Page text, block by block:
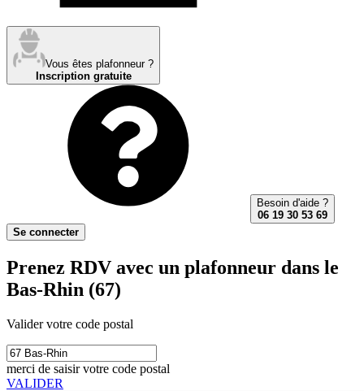
Vous êtes plafonneur ?
Inscription gratuite
Besoin d'aide ?
06 19 30 53 69
Se connecter
Prenez RDV avec un plafonneur dans le
Bas-Rhin (67)
Valider votre code postal
merci de saisir votre code postal
VALIDER